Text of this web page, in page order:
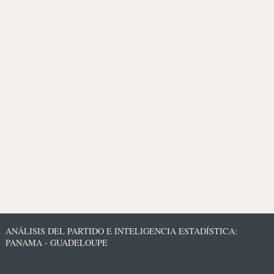
ANÁLISIS DEL PARTIDO E INTELIGENCIA ESTADÍSTICA:
PANAMA - GUADELOUPE